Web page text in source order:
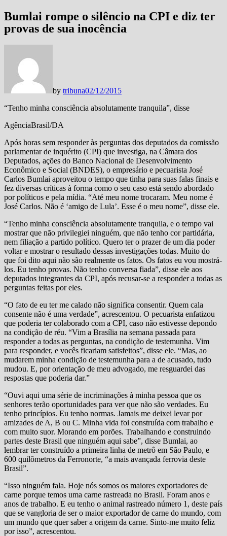
Bumlai rompe o silêncio na CPI e diz ter
provas de sua inocência
by tribuna02/12/2015
“Tenho minha consciência absolutamente tranquila”, disse
AgênciaBrasil/DA
Após horas sem responder às perguntas dos deputados da comissão
parlamentar de inquérito (CPI) que investiga, na Câmara dos
Deputados, ações do Banco Nacional de Desenvolvimento
Econômico e Social (BNDES), o empresário e pecuarista José
Carlos Bumlai aproveitou o tempo que tinha para suas falas finais e
fez diversas críticas à forma como o seu caso está sendo abordado
por políticos e pela mídia. “Até meu nome trocaram. Meu nome é
José Carlos. Não é ‘amigo de Lula’. Esse é o meu nome”, disse ele.
“Tenho minha consciência absolutamente tranquila, e o tempo vai
mostrar que não privilegiei ninguém, que não tenho cor partidária,
nem filiação a partido político. Quero ter o prazer de um dia poder
voltar e mostrar o resultado dessas investigações todas. Muito do
que foi dito aqui não são realmente os fatos. Os fatos eu vou mostrá-
los. Eu tenho provas. Não tenho conversa fiada”, disse ele aos
deputados integrantes da CPI, após recusar-se a responder a todas as
perguntas feitas por eles.
“O fato de eu ter me calado não significa consentir. Quem cala
consente não é uma verdade”, acrescentou. O pecuarista enfatizou
que poderia ter colaborado com a CPI, caso não estivesse depondo
na condição de réu. “Vim a Brasília na semana passada para
responder a todas as perguntas, na condição de testemunha. Vim
para responder, e vocês ficariam satisfeitos”, disse ele. “Mas, ao
mudarem minha condição de testemunha para a de acusado, tudo
mudou. E, por orientação de meu advogado, me resguardei das
respostas que poderia dar.”
“Ouvi aqui uma série de incriminações à minha pessoa que os
senhores terão oportunidades para ver que não são verdades. Eu
tenho princípios. Eu tenho normas. Jamais me deixei levar por
amizades de A, B ou C. Minha vida foi construída com trabalho e
com muito suor. Morando em porões. Trabalhando e construindo
partes deste Brasil que ninguém aqui sabe”, disse Bumlai, ao
lembrar ter construído a primeira linha de metrô em São Paulo, e
600 quilômetros da Ferronorte, “a mais avançada ferrovia deste
Brasil”.
“Isso ninguém fala. Hoje nós somos os maiores exportadores de
carne porque temos uma carne rastreada no Brasil. Foram anos e
anos de trabalho. E eu tenho o animal rastreado número 1, deste país
que se vangloria de ser o maior exportador de carne do mundo, com
um mundo que quer saber a origem da carne. Sinto-me muito feliz
por isso”, acrescentou.